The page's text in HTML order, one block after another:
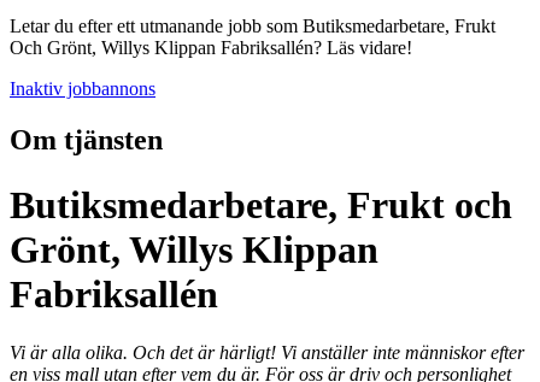
Letar du efter ett utmanande jobb som Butiksmedarbetare, Frukt
Och Grönt, Willys Klippan Fabriksallén? Läs vidare!
Inaktiv jobbannons
Om tjänsten
Butiksmedarbetare, Frukt och
Grönt, Willys Klippan
Fabriksallén
Vi är alla olika. Och det är härligt! Vi anställer inte människor efter
en viss mall utan efter vem du är. För oss är driv och personlighet